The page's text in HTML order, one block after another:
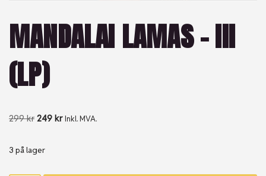
MANDALAI LAMAS – III
(LP)
299kr 249 kr Inkl. MVA.
3 på lager